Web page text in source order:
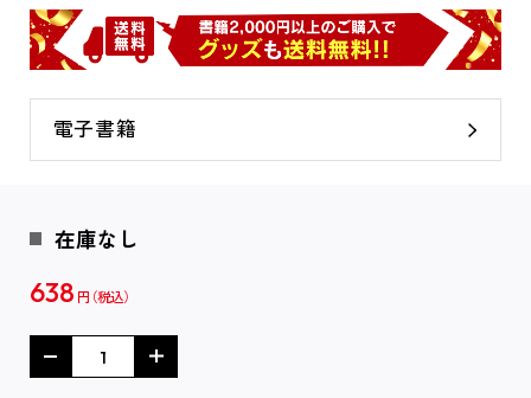
電子書籍
在庫なし
638 円